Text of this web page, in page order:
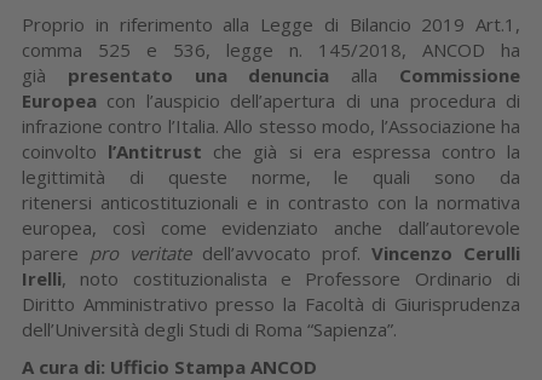
Proprio in riferimento alla Legge di Bilancio 2019 Art.1,
comma 525 e 536, legge n. 145/2018, ANCOD ha
già presentato una denuncia alla Commissione
Europea con l’auspicio dell’apertura di una procedura di
infrazione contro l’Italia. Allo stesso modo, l’Associazione ha
coinvolto l’Antitrust che già si era espressa contro la
legittimità di queste norme, le quali sono da
ritenersi anticostituzionali e in contrasto con la normativa
europea, così come evidenziato anche dall’autorevole
parere pro veritatedell’avvocato prof. Vincenzo Cerulli
Irelli, noto costituzionalista e Professore Ordinario di
Diritto Amministrativo presso la Facoltà di Giurisprudenza
dell’Università degli Studi di Roma “Sapienza”.
A cura di: Ufficio Stampa ANCOD